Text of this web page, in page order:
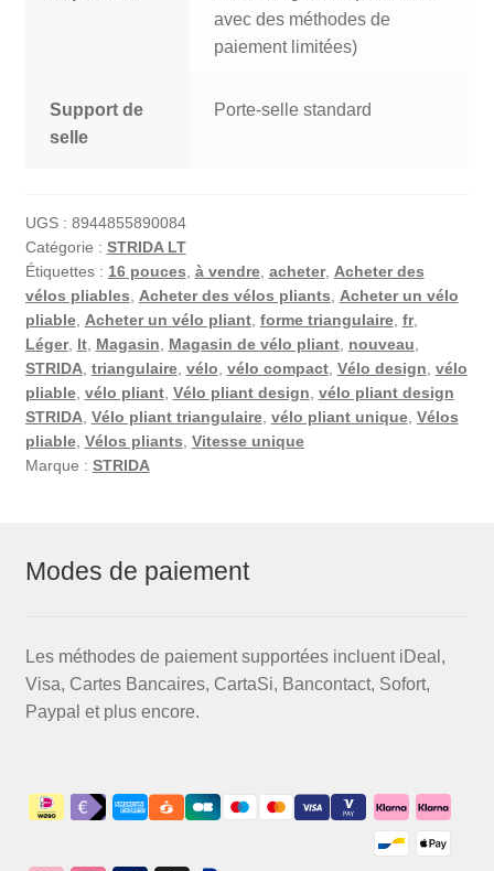
avec des méthodes de
paiement limitées)
Support de
selle
Porte-selle standard
UGS : 8944855890084
Catégorie : STRIDA LT
Étiquettes : 16 pouces à vendre, acheter, Acheter des
vélos pliables
Acheter des vélos pliants
Acheter un vélo
pliable, Acheter un vélo pliant, forme triangulaire, fr,
Léger, lt, Magasin Magasin de vélo pliant, nouveau
STRIDA, triangulaire, vélo vélo compact, Vélo design vélo
pliable, vélo pliant, Vélo pliant design vélo pliant design
STRIDA, Vélo pliant triangulaire, vélo pliant unique, Vélos
pliable, Vélos pliants Vitesse unique
Marque : STRIDA
Modes de paiement
Les méthodes de paiement supportées incluent iDeal,
Visa, Cartes Bancaires, CartaSi, Bancontact, Sofort,
Paypal et plus encore.